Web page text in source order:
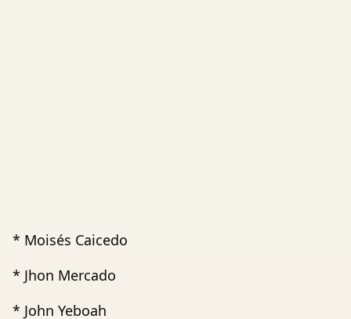
* Moisés Caicedo
* Jhon Mercado
* John Yeboah